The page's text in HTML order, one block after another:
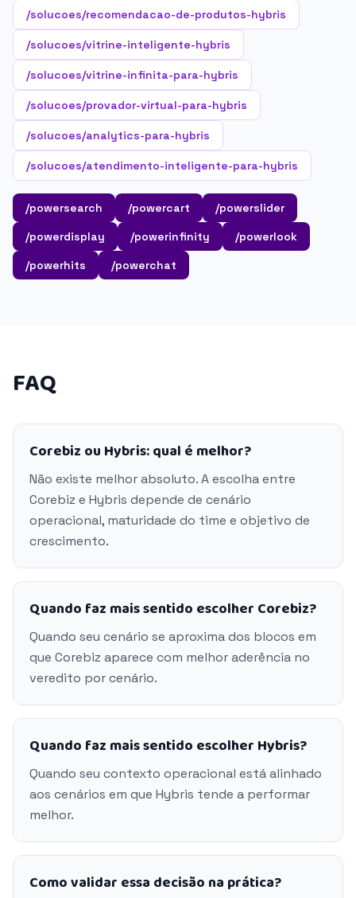
/solucoes/recomendacao-de-produtos-hybris
/solucoes/vitrine-inteligente-hybris
/solucoes/vitrine-infinita-para-hybris
/solucoes/provador-virtual-para-hybris
/solucoes/analytics-para-hybris
/solucoes/atendimento-inteligente-para-hybris
/powersearch /powercart
/powerslider
/powerdisplay
/powerinfinity
/powerlook
/powerhits
/powerchat
FAQ
Corebiz ou Hybris: qual é melhor?
Não existe melhor absoluto. A escolha entre
Corebiz e Hybris depende de cenário
operacional, maturidade do time e objetivo de
crescimento.
Quando faz mais sentido escolher Corebiz?
Quando seu cenário se aproxima dos blocos em
que Corebiz aparece com melhor aderência no
veredito por cenário.
Quando faz mais sentido escolher Hybris?
Quando seu contexto operacional está alinhado
aos cenários em que Hybris tende a performar
melhor.
Como validar essa decisão na prática?